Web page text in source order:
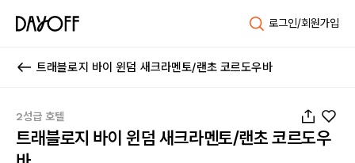
로그인/회원가입
트래블로지 바이 윈덤 새크라멘토/랜초 코르도우바
2성급 호텔
트래블로지 바이 윈덤 새크라멘토/랜초 코르도우